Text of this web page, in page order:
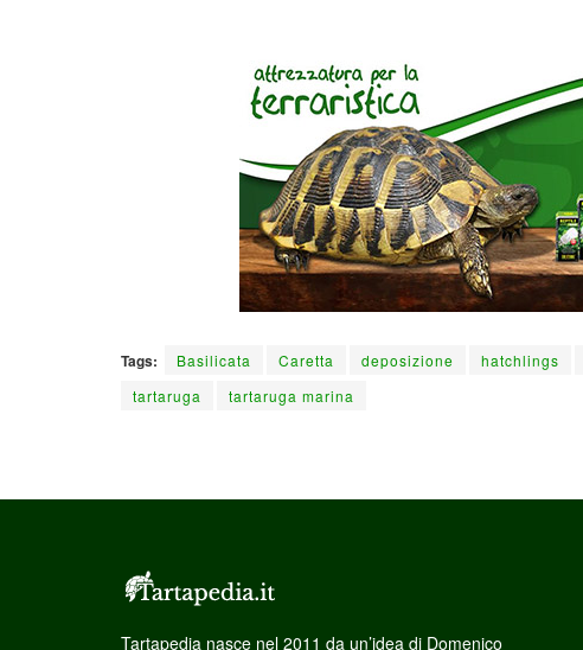
Tags: Basilicata Caretta deposizione hatchlings
tartaruga
tartaruga marina
Tartapedia nasce nel 2011 da un’idea di Domenico